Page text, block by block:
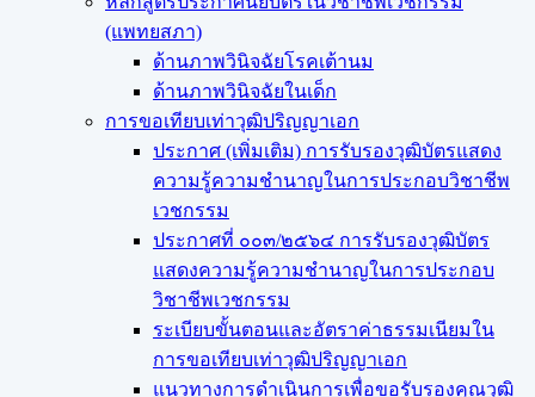
(แพทยสภา)
ด้านภาพวินิจฉัยโรคเต้านม
ด้านภาพวินิจฉัยในเด็ก
การขอเทียบเท่า​วุฒิปริญญา​เอก
ประกาศ (เพิ่มเติม) การรับรองวุฒิบัตรแสดง
ความรู้ความชำนาญในการประกอบวิชาชีพ
เวชกรรม
ประกาศที่ ๐๐๓/๒๕๖๔ การรับรองวุฒิบัตร
แสดงความรู้ความชำนาญในการประกอบ
วิชาชีพเวชกรรม
ระเบียบขั้นตอนและอัตราค่าธรรมเนียมใน
การขอเทียบเท่าวุฒิปริญญาเอก
แนวทางการดำเนินการเพื่อขอรับรองคุณวุฒิ